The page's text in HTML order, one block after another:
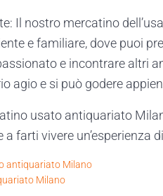
Il nostro mercatino
e familiare, dove puoi
e incontrare altri
agio e si può godere
usato antiquariato
farti vivere un’esperienza
antiquariato Milano
Milano